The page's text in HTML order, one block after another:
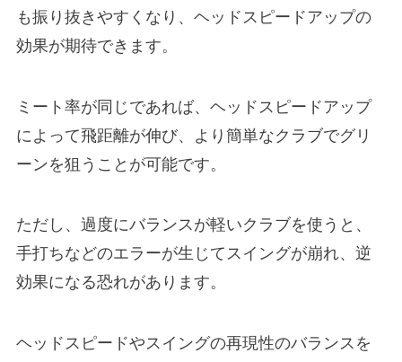
も振り抜きやすくなり、ヘッドスピードアップの
効果が期待できます。
ミート率が同じであれば、ヘッドスピードアップ
によって飛距離が伸び、より簡単なクラブでグリ
ーンを狙うことが可能です。
ただし、過度にバランスが軽いクラブを使うと、
手打ちなどのエラーが生じてスイングが崩れ、逆
効果になる恐れがあります。
ヘッドスピードやスイングの再現性のバランスを